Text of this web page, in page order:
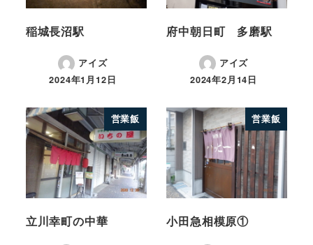
稲城長沼駅
アイズ
2024年1月12日
府中朝日町 多磨駅
アイズ
2024年2月14日
営業飯
立川幸町の中華
営業飯
小田急相模原①